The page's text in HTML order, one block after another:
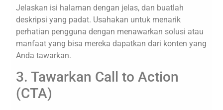
Jelaskan isi halaman dengan jelas, dan buatlah
deskripsi yang padat. Usahakan untuk menarik
perhatian pengguna dengan menawarkan solusi atau
manfaat yang bisa mereka dapatkan dari konten yang
Anda tawarkan.
3. Tawarkan Call to Action
(CTA)